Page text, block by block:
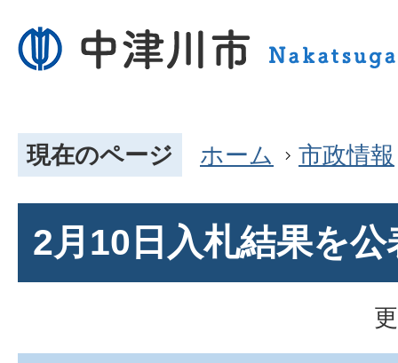
現在のページ ホーム 市政情報
2月10日入札結果を